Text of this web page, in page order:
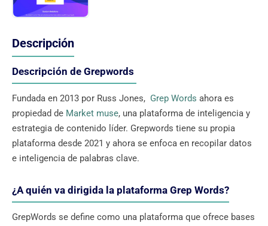
Descripción
Descripción de Grepwords
Fundada en 2013 por Russ Jones, Grep Words ahora es
propiedad de Market muse, una plataforma de inteligencia y
estrategia de contenido líder. Grepwords tiene su propia
plataforma desde 2021 y ahora se enfoca en recopilar datos
e inteligencia de palabras clave.
¿A quién va dirigida la plataforma Grep Words?
GrepWords se define como una plataforma que ofrece bases